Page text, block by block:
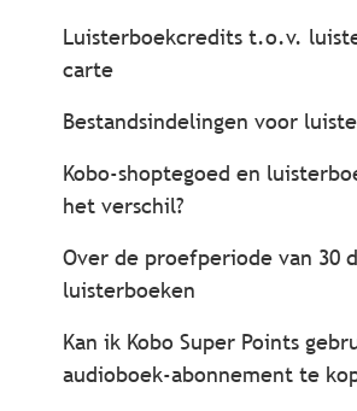
Luisterboekcredits t.o.v.
carte
Bestandsindelingen voor
Kobo-shoptegoed en
het verschil?
Over de proefperiode van 30
luisterboeken
Kan ik Kobo Super Points
audioboek-abonnement te